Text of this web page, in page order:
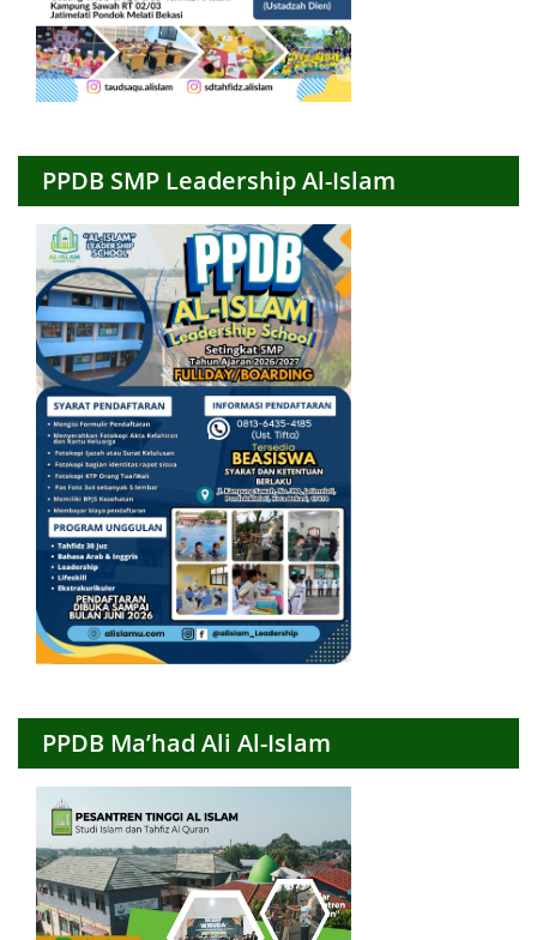
PPDB SMP Leadership Al-Islam
PPDB Ma’had Ali Al-Islam